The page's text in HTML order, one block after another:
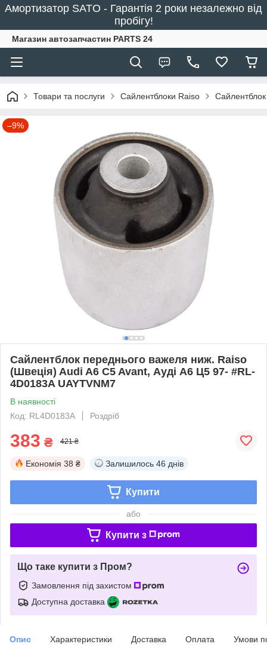
Амортизатор SATO - Гарантія 2 роки незалежно від
пробігу!
Магазин автозапчастин PARTS 24
Товари та послуги Сайлентблоки Raiso
–9%
Сайлентблок переднього важеля ниж. Raiso
(Швеція) Audi A6 C5 Avant, Ауді А6 Ц5 97- #RL-
4D0183A UAYTVNM7
В наявності
Код: RL4D0183A
Роздріб
383 ₴ 421 ₴
Економія 38 ₴ Залишилось 46 днів
Купити
або
Купити з
Що таке купити з Пром?
Замовлення під захистом
Доступна доставка
Опис Характеристики Доставка Оплата Умови